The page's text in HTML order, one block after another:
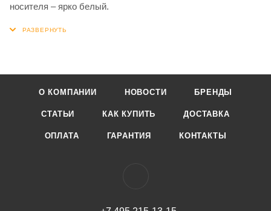
носителя – ярко белый.
О КОМПАНИИ НОВОСТИ БРЕНДЫ
СТАТЬИ КАК КУПИТЬ ДОСТАВКА
ОПЛАТА ГАРАНТИЯ КОНТАКТЫ